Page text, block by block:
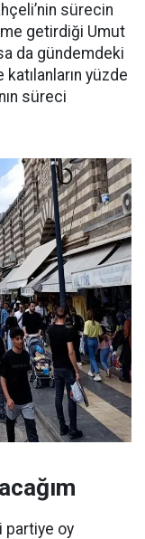
sürecin
getirdiği Umut
da gündemdeki
yüzde
süreci
partiye oy